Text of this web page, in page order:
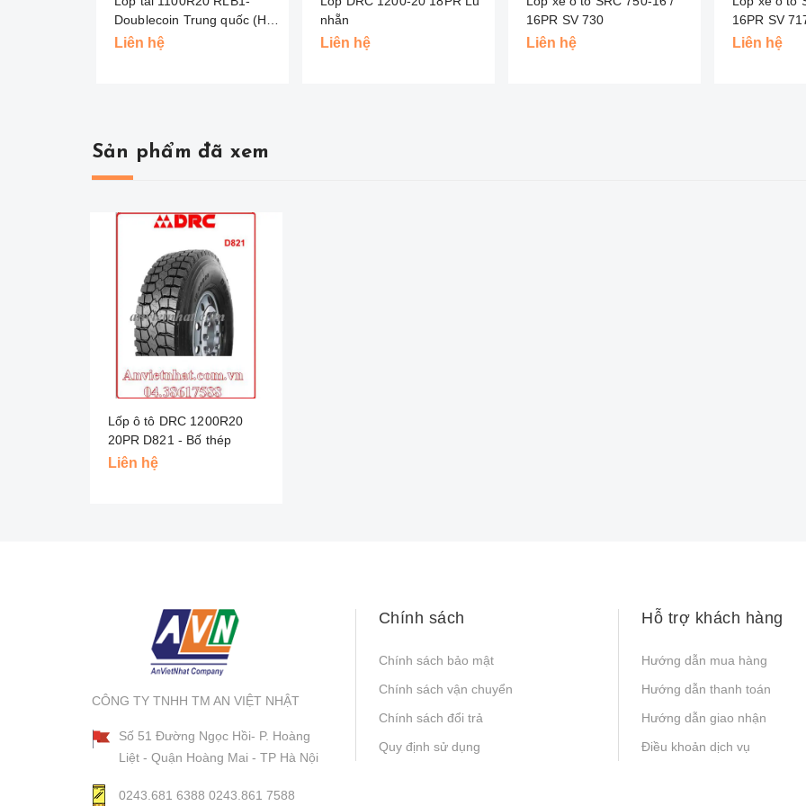
Doublecoin Trung quốc (Hai
Đồng Tiền )
Liên hệ
nhẵn
Liên hệ
16PR SV 730
Liên hệ
16PR SV
Liên hệ
Sản phẩm đã xem
Lốp ô tô DRC 1200R20
20PR D821 - Bố thép
Liên hệ
CÔNG TY TNHH TM AN VIỆT NHẬT
Số 51 Đường Ngọc Hồi- P. Hoàng
Liệt - Quận Hoàng Mai - TP Hà Nội
0243.681 6388 0243.861 7588
Chính sách
Chính sách bảo mật
Chính sách vận chuyển
Chính sách đổi trả
Quy định sử dụng
Hỗ trợ khách hàng
Hướng dẫn mua hàng
Hướng dẫn thanh toán
Hướng dẫn giao nhận
Điều khoản dịch vụ